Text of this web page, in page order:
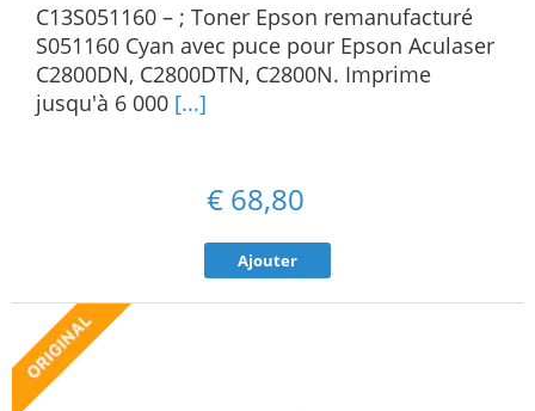
C13S051160 – ; Toner Epson remanufacturé
S051160 Cyan avec puce pour Epson Aculaser
C2800DN, C2800DTN, C2800N. Imprime
jusqu'à 6 000 [...]
€ 68,80
Ajouter